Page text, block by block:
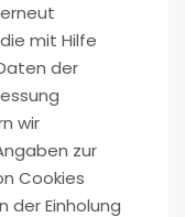
mit Hilfe
der
wir
zur
Cookies
der Einholung